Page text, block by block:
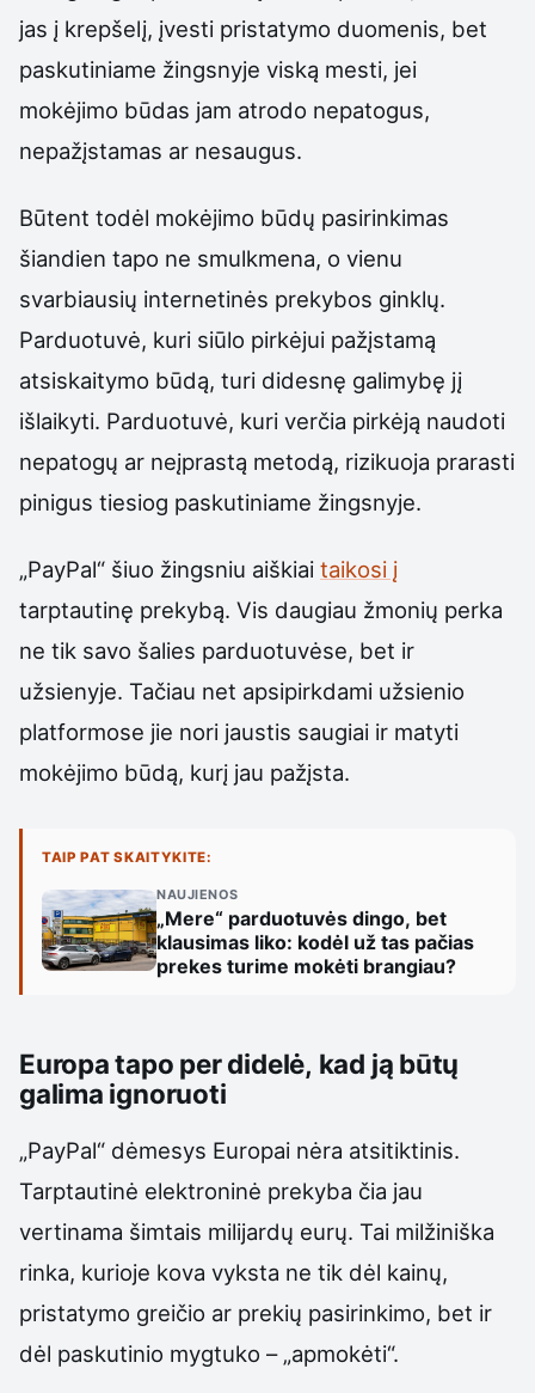
jas į krepšelį, įvesti pristatymo duomenis, bet
paskutiniame žingsnyje viską mesti, jei
mokėjimo būdas jam atrodo nepatogus,
nepažįstamas ar nesaugus.
Būtent todėl mokėjimo būdų pasirinkimas
šiandien tapo ne smulkmena, o vienu
svarbiausių internetinės prekybos ginklų.
Parduotuvė, kuri siūlo pirkėjui pažįstamą
atsiskaitymo būdą, turi didesnę galimybę jį
išlaikyti. Parduotuvė, kuri verčia pirkėją naudoti
nepatogų ar neįprastą metodą, rizikuoja prarasti
pinigus tiesiog paskutiniame žingsnyje.
„PayPal“ šiuo žingsniu aiškiai taikosi į
tarptautinę prekybą. Vis daugiau žmonių perka
ne tik savo šalies parduotuvėse, bet ir
užsienyje. Tačiau net apsipirkdami užsienio
platformose jie nori jaustis saugiai ir matyti
mokėjimo būdą, kurį jau pažįsta.
TAIP PAT SKAITYKITE:
NAUJIENOS
„Mere“ parduotuvės dingo, bet
klausimas liko: kodėl už tas pačias
prekes turime mokėti brangiau?
Europa tapo per didelė, kad ją būtų
galima ignoruoti
„PayPal“ dėmesys Europai nėra atsitiktinis.
Tarptautinė elektroninė prekyba čia jau
vertinama šimtais milijardų eurų. Tai milžiniška
rinka, kurioje kova vyksta ne tik dėl kainų,
pristatymo greičio ar prekių pasirinkimo, bet ir
dėl paskutinio mygtuko – „apmokėti“.